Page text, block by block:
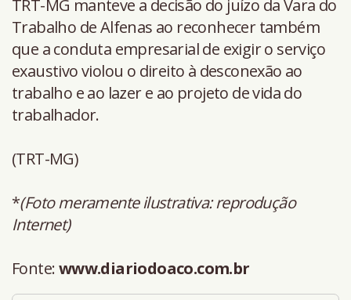
TRT-MG manteve a decisão do juízo da Vara do
Trabalho de Alfenas ao reconhecer também
que a conduta empresarial de exigir o serviço
exaustivo violou o direito à desconexão ao
trabalho e ao lazer e ao projeto de vida do
trabalhador.
(TRT-MG)
*(Foto meramente ilustrativa: reprodução
Internet)
Fonte:www.diariodoaco.com.br